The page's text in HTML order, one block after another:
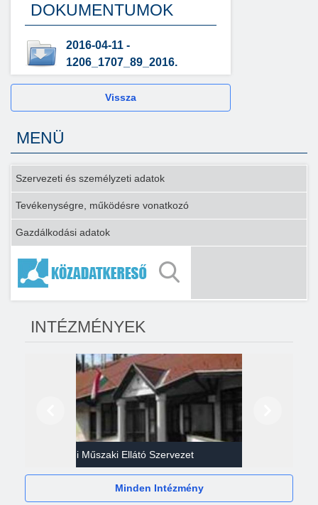
DOKUMENTUMOK
2016-04-11 -
1206_1707_89_2016.
Vissza
MENÜ
Szervezeti és személyzeti adatok
Tevékenységre, működésre vonatkozó
Gazdálkodási adatok
INTÉZMÉNYEK
Gazdasági Műszaki Ellátó Szervezet
Minden Intézmény